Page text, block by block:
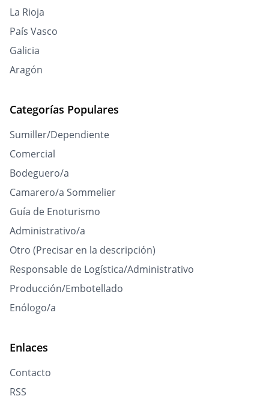
La Rioja
País Vasco
Galicia
Aragón
Categorías Populares
Sumiller/Dependiente
Comercial
Bodeguero/a
Camarero/a Sommelier
Guía de Enoturismo
Administrativo/a
Otro (Precisar en la descripción)
Responsable de Logística/Administrativo
Producción/Embotellado
Enólogo/a
Enlaces
Contacto
RSS